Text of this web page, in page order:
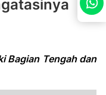
Bagian Tengah dan